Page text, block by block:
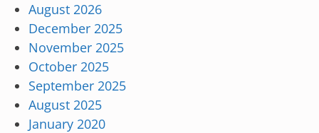
August 2026
December 2025
November 2025
October 2025
September 2025
August 2025
January 2020